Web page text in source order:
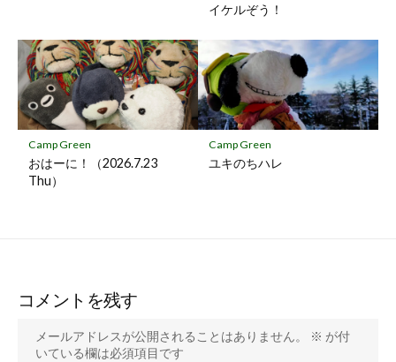
イケルぞう！
Camp Green
おはーに！（2026.7.23
Thu）
Camp Green
ユキのちハレ
コメントを残す
メールアドレスが公開されることはありません。 ※ が付
いている欄は必須項目です